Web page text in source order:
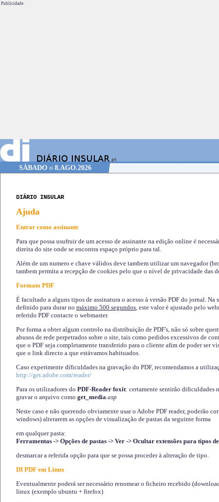
Publicidade.
SÁBADOo 8.AGO.2026
DIÁRIO INSULAR
Ajuda
Entrar como assinante
Para que possa usufruir de um acesso de assinante na edição online é
direita do site onde se encontra espaço próprio para tal.
Além de um numero e chave válidos deve tambem utilizar um navegador
tambem permita a recepção de cookies pelo que o nível de privacidade das
Formato PDF
É facultado a alguns tipos de assinatura o acesso à versão PDF do jornal. Na
definido para durar no máximo 500 segundos, este valor é ajustado pelo
referido PDF contacte o webmaster.
Por forma a obter algum controlo na distribuição de PDF's, não só sobre
abusos de rede perpetrados sobre o site, tais como pedidos excessivos de
que o PDF seja completamente transferido para o cliente afim de poder ser
que o link directo a que estávamos habituados.
Caso experimente díficuldades na gravação do PDF, recomendamos a
http://get.adobe.com/reader/
Para os utilizadores do PDF-Reader foxit: certamente sentirão dificuldades
gravar o arquivo como get_media.asp
Neste caso e não querendo obviamente usar o Adobe PDF reader, poderão
windows) alterarem as opções de visualização de pastas da seguinte forma
em qualquer pasta:
Ferramentas -> Opções de pastas -> Ver -> Ocultar extensões para tipos
desmarcar a referida opção para que se possa proceder à alteração de tipo.
DI PDF em Linux
Eventualmente poderá ser necessário renomear o ficheiro recebido
linux (exemplo ubuntu + firefox)